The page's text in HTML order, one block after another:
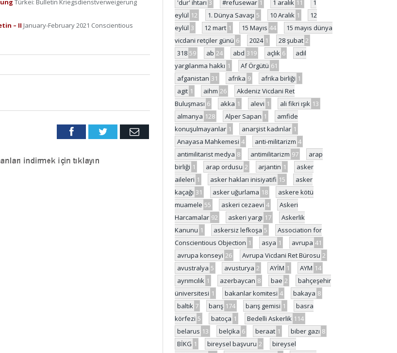
Türkei: Bulletin Kriegsdienstverweigerung
– II January-February 2021 Conscientious
FacebookTwitter Email
'dur' ihtarı 3 #refusewar 1 1 aralık 11
1
eylül 12 1. Dünya Savaşı 5 10 Aralık 1
12
eylül 3 12 mart 1 15 Mayıs 44
15 mayıs dünya
vicdani retçiler günü 6 2024 1 28 şubat 2
318 59 ab 24 abd 319 açlık 6
adil
yargılanma hakkı 1 Af Örgütü 61
afganistan 31 afrika 9 afrika birliği 1
agit 1 aihm 26
Akdeniz Vicdani Ret
Buluşması 6 akka 1 alevi 1 ali fikri ışık 13
almanya 128 Alper Sapan 1
amfide
konuşulmayanlar 1 anarşist kadınlar 1
Anayasa Mahkemesi 4 anti-militarizm 4
antimilitarist medya 8 antimilitarizm 97
arap
birliği 1 arap ordusu 2 arjantin 1
asker
aileleri 1 asker hakları inisiyatifi 15
asker
kaçağı 31 asker uğurlama 18
askere kötü
muamele 55 askeri cezaevi 4
Askeri
Harcamalar 92 askeri yargı 17
Askerlik
Kanunu 1 askersiz lefkoşa 5
Association for
Conscientious Objection 1 asya 1 avrupa 41
avrupa konseyi 26 Avrupa Vicdani Ret Bürosu 2
avustralya 5 avusturya 2 AYİM 1 AYM 14
ayrımcılık 1 azerbaycan 8 bae 2
bahçeşehir
üniversitesi 1 bakanlar komitesi 4 bakaya 8
baltık 7 barış 174 barış gemisi 1
basra
körfezi 5 batoça 1 Bedelli Askerlik 114
belarus 13 belçika 6 beraat 1 biber gazı 8
BİKG 1 bireysel başvuru 2
bireysel